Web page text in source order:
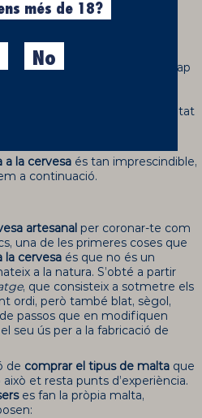
és un procés complex no és cap
bé. Cal comptar amb els
saber perfectament en quina
los per aconseguir el resultat
que destaca per sobre dels
a la cervesa és tan imprescindible,
a continuació.
artesanal per coronar-te com
una de les primeres coses que
la cervesa és que no és un
a la natura. S’obté a partir
, que consisteix a sotmetre els
ordi, però també blat, sègol,
passos que en modifiquen
seu ús per a la fabricació de
de comprar el tipus de malta que
et resta punts d’experiència.
es fan la pròpia malta,
més de 18?
No